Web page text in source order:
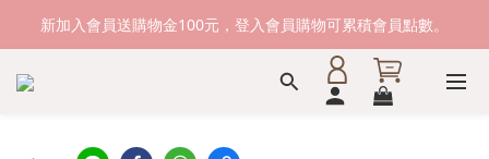
新加入會員送購物金100元，登入會員購物可累積會員點數。
新加入會員送購物金100元，登入會員購物可累積會員點數。
滿1500元免運費。 滿2000元，貨到付款免運。